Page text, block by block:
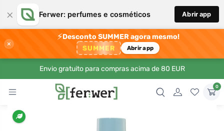
× Ferwer: perfumes e cosméticos Abrir app
×
⚡Desconto SUMMER agora mesmo!
SUMMER Abrir app
Envio gratuito para compras acima de 80 EUR
0